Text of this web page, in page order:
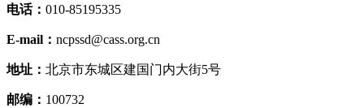
电话： 010-85195335
E-mail： ncpssd@cass.org.cn
地址： 北京市东城区建国门内大街5号
邮编： 100732